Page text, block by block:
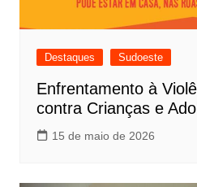
Destaques Sudoeste
Enfrentamento à
contra Crianças e
15 de maio de 2026